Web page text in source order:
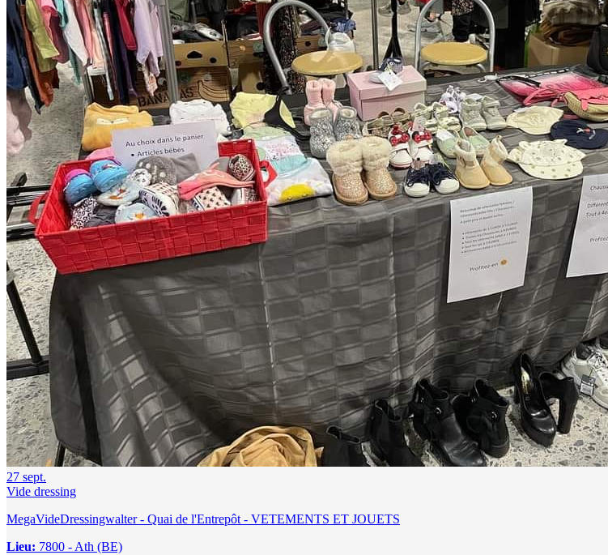
27 sept.
Vide dressing
MegaVideDressingwalter - Quai de l'Entrepôt - VETEMENTS ET JOUETS
Lieu: 7800 - Ath (BE)